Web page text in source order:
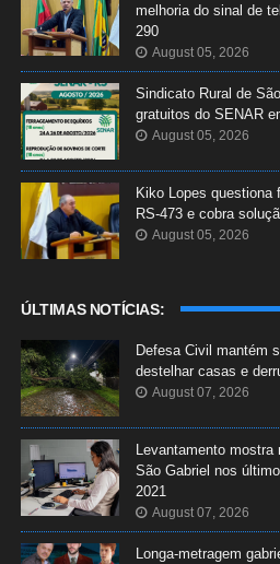
melhoria do sinal de
290
August 05, 2026
Sindicato Rural de
gratuitos do SENAR
August 05, 2026
Kiko Lopes questiona
RS-473 e cobra
August 05, 2026
ÚLTIMAS NOTÍCIAS:
Defesa Civil mantém
destelhar casas e
August 07, 2026
Levantamento
São Gabriel nos
2021
August 07, 2026
Longa-metragem